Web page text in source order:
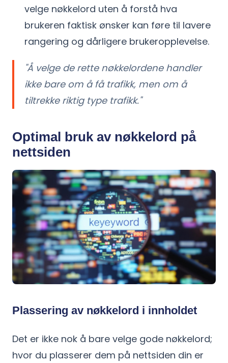
velge nøkkelord uten å forstå hva
brukeren faktisk ønsker kan føre til lavere
rangering og dårligere brukeropplevelse.
"Å velge de rette nøkkelordene handler
ikke bare om å få trafikk, men om å
tiltrekke riktig type trafikk."
Optimal bruk av nøkkelord på
nettsiden
Plassering av nøkkelord i innholdet
Det er ikke nok å bare velge gode nøkkelord;
hvor du plasserer dem på nettsiden din er